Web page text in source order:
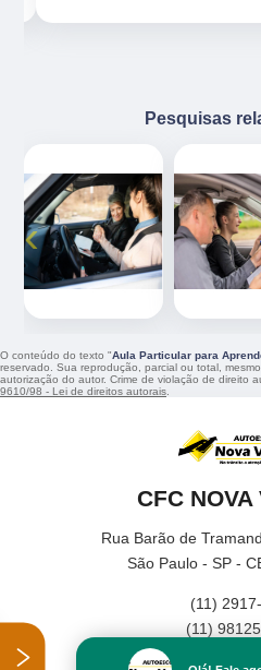
Pesquisas
‹
O conteúdo do texto "Aula Particular para
reservado. Sua reprodução, parcial ou total,
autorização do autor. Crime de violação de direito
9610/98 - Lei de direitos autorais
CFC NOVA
Rua Barão de
São Paulo - SP -
(11)
(11)